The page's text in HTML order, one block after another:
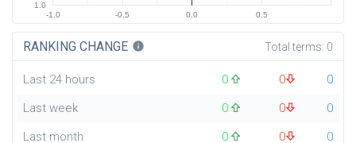
-1.0 -0.5 0.0 0.5
1.0
RANKING CHANGE info Total terms: 0
Last 24 hours 0 0
0
Last week
0 0
0
Last month
0 0 0